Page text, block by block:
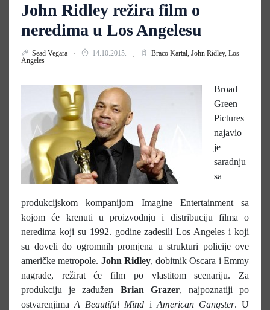
John Ridley režira film o
neredima u Los Angelesu
Sead Vegara 14.10.2015. Braco Kartal, John Ridley, Los
Angeles
Broad
Green
Pictures
najavio
je
saradnju
sa
produkcijskom kompanijom Imagine Entertainment sa
kojom će krenuti u proizvodnju i distribuciju filma o
neredima koji su 1992. godine zadesili Los Angeles i koji
su doveli do ogromnih promjena u strukturi policije ove
američke metropole. John Ridley, dobitnik Oscara i Emmy
nagrade, režirat će film po vlastitom scenariju. Za
produkciju je zadužen Brian Grazer, najpoznatiji po
ostvarenjimaA Beautiful Mind i American Gangster. U